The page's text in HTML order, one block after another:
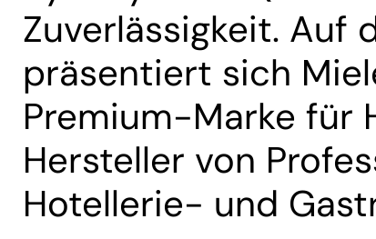
Zuverlässigkeit. Auf
präsentiert sich
Premium-Marke für
Hersteller von
Hotellerie- und